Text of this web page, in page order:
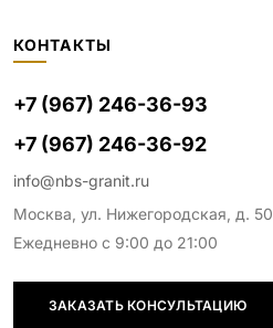
КОНТАКТЫ
+7 (967) 246-36-93
+7 (967) 246-36-92
info@nbs-granit.ru
Москва, ул. Нижегородская, д. 50
Ежедневно с 9:00 до 21:00
ЗАКАЗАТЬ КОНСУЛЬТАЦИЮ